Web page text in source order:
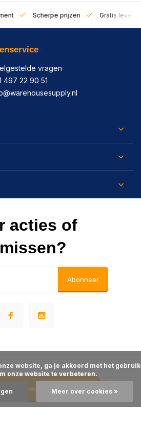
aan winkelwagen
Scherpe prijzen Gratis
vragen
497 22 90 51
acties of
Abonneer
Disclaimer Privacy Policy Sitemap
- Theme made byWebdinge
onze website te verbeteren.
Meer over cookies »